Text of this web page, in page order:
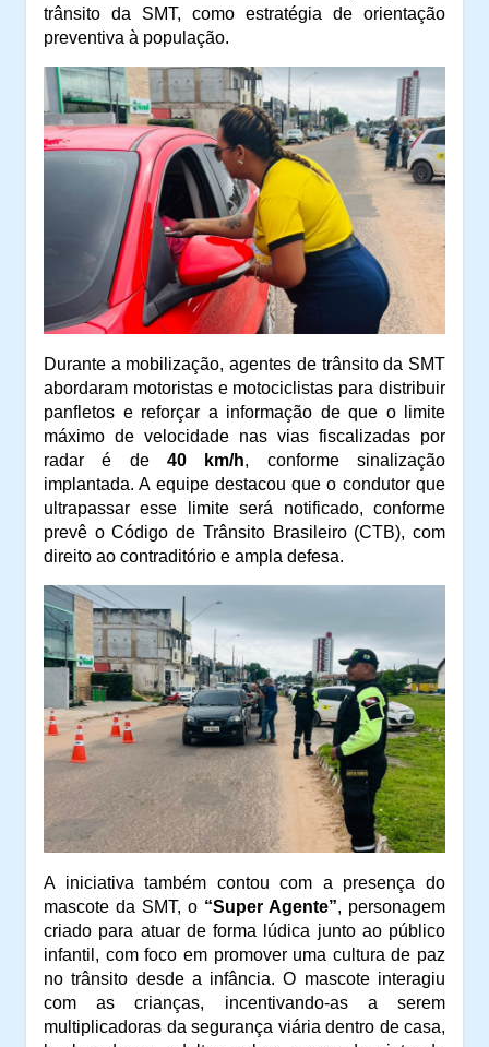
trânsito da SMT, como estratégia de orientação
preventiva à população.
Durante a mobilização, agentes de trânsito da SMT
abordaram motoristas e motociclistas para distribuir
panfletos e reforçar a informação de que o limite
máximo de velocidade nas vias fiscalizadas por
radar é de 40 km/h, conforme sinalização
implantada. A equipe destacou que o condutor que
ultrapassar esse limite será notificado, conforme
prevê o Código de Trânsito Brasileiro (CTB), com
direito ao contraditório e ampla defesa.
A iniciativa também contou com a presença do
mascote da SMT, o “Super Agente”, personagem
criado para atuar de forma lúdica junto ao público
infantil, com foco em promover uma cultura de paz
no trânsito desde a infância. O mascote interagiu
com as crianças, incentivando-as a serem
multiplicadoras da segurança viária dentro de casa,